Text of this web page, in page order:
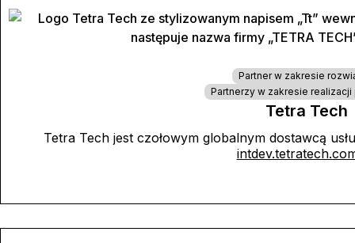
Partner w zakresie
Partnerzy w zakresie
Tetra Tech
Tetra Tech jest czołowym globalnym dostawcą